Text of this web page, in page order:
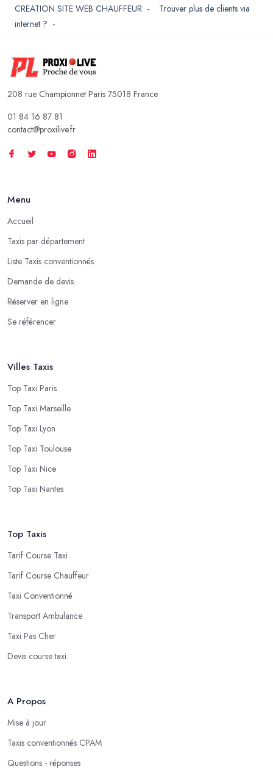
CREATION SITE WEB CHAUFFEUR - Trouver plus de clients via
internet ? -
208 rue Championnet Paris 75018 France
01 84 16 87 81
contact@proxilive.fr
Menu
Accueil
Taxis par département
Liste Taxis conventionnés
Demande de devis
Réserver en ligne
Se référencer
Villes Taxis
Top Taxi Paris
Top Taxi Marseille
Top Taxi Lyon
Top Taxi Toulouse
Top Taxi Nice
Top Taxi Nantes
Top Taxis
Tarif Course Taxi
Tarif Course Chauffeur
Taxi Conventionné
Transport Ambulance
Taxi Pas Cher
Devis course taxi
A Propos
Mise à jour
Taxis conventionnés CPAM
Questions - réponses